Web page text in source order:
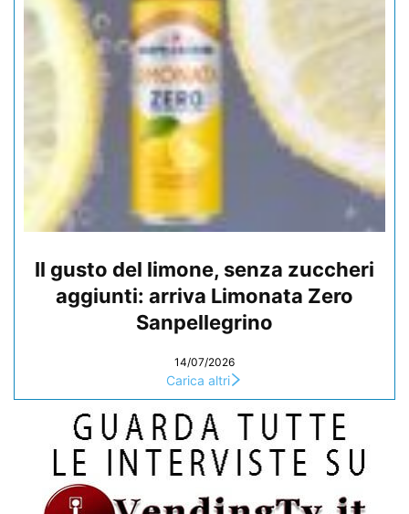
Il gusto del limone, senza zuccheri
aggiunti: arriva Limonata Zero
Sanpellegrino
14/07/2026
Carica altri